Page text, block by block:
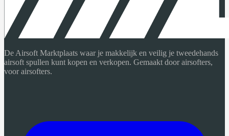
De Airsoft Marktplaats waar je makkelijk en veilig je tweedehands
airsoft spullen kunt kopen en verkopen. Gemaakt door airsofters,
voor airsofters.